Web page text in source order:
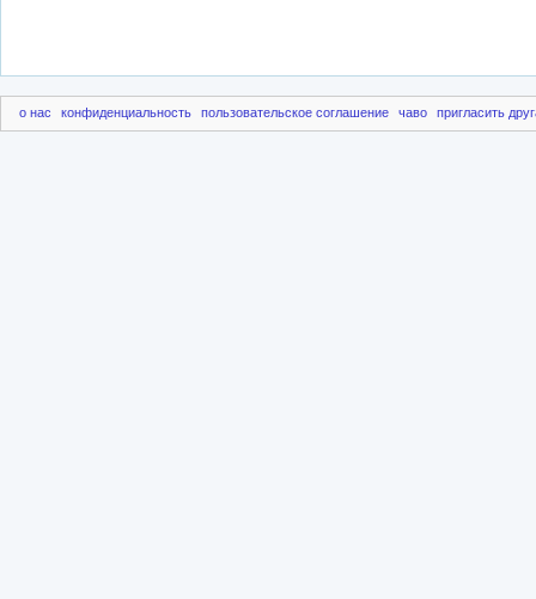
о нас конфиденциальность пользовательское соглашение чаво пригласить